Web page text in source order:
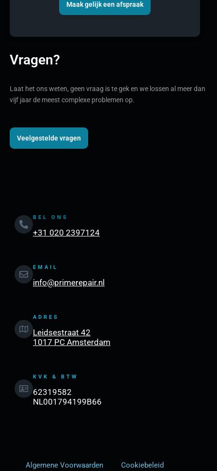
Maak gelijk een afspraak
Vragen?
Laat het ons weten, geen vraag is te gek en we lossen al meer dan
vijf jaar de meest complexe problemen op.
Veelgestelde vragen
BEL ONS
+31 020 2397124
EMAIL
info@primerepair.nl
ADRES
Leidsestraat 42
1017 PC Amsterdam
KVK & BTW
62319582
NL001794199B66
Algemene Voorwaarden Cookiebeleid